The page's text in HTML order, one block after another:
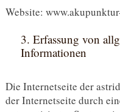
Website:
3. Erfassung von
Informationen
Die Internetseite der
der Internetseite durch